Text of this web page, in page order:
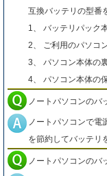
互換バッテリの型番
1、 バッテリパック
2、 ご利用のパソコ
3、 パソコン本体の
4、 パソコン本体の
ノートパソコンのバ
ノートパソコンで電
を節約してバッテリ
ノートパソコンのバ